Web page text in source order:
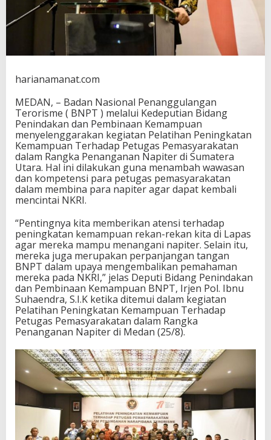
n
a
n
a
p
i
t
e
r
S
u
m
e
r
a
U
t
a
r
a
harianamanat.com
MEDAN, – Badan Nasional Penanggulangan
Terorisme ( BNPT ) melalui Kedeputian Bidang
Penindakan dan Pembinaan Kemampuan
menyelenggarakan kegiatan Pelatihan Peningkatan
Kemampuan Terhadap Petugas Pemasyarakatan
dalam Rangka Penanganan Napiter di Sumatera
Utara. Hal ini dilakukan guna menambah wawasan
dan kompetensi para petugas pemasyarakatan
dalam membina para napiter agar dapat kembali
mencintai NKRI.
“Pentingnya kita memberikan atensi terhadap
peningkatan kemampuan rekan-rekan kita di Lapas
agar mereka mampu menangani napiter. Selain itu,
mereka juga merupakan perpanjangan tangan
BNPT dalam upaya mengembalikan pemahaman
mereka pada NKRI,” jelas Deputi Bidang Penindakan
dan Pembinaan Kemampuan BNPT, Irjen Pol. Ibnu
Suhaendra, S.I.K ketika ditemui dalam kegiatan
Pelatihan Peningkatan Kemampuan Terhadap
Petugas Pemasyarakatan dalam Rangka
Penanganan Napiter di Medan (25/8).